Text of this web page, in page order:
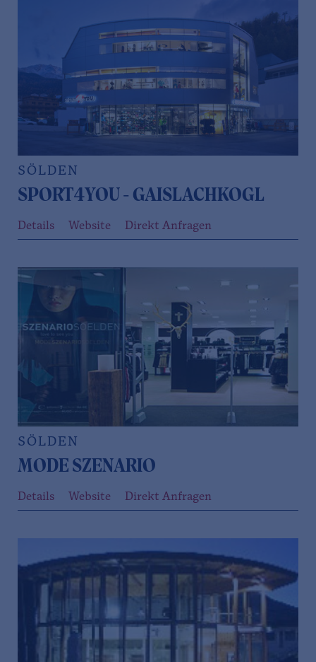
SÖLDEN
SPORT4YOU - GAISLACHKOGL
Details Website Direkt Anfragen
SÖLDEN
MODE SZENARIO
Details Website Direkt Anfragen